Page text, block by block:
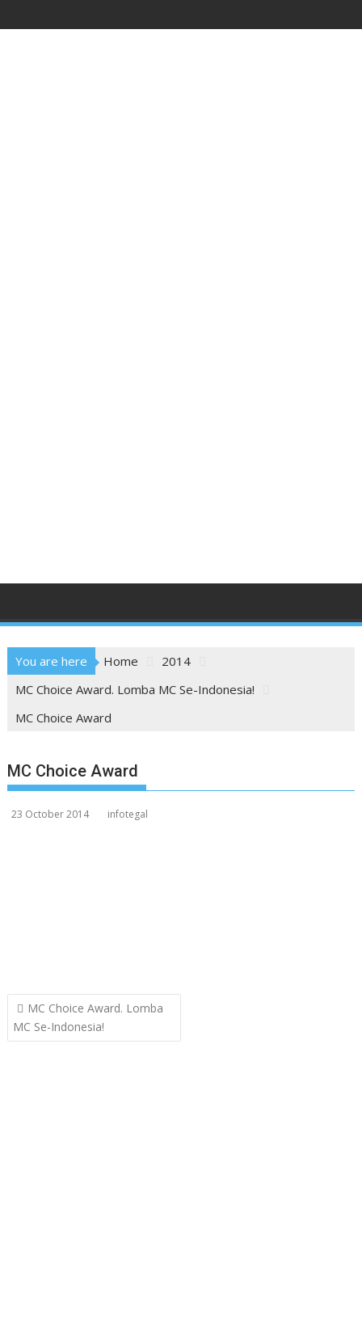
to
You are here Home
2014
MC Choice Award. Lomba MC Se-Indonesia!
MC Choice Award
MC Choice Award
23 October 2014 infotegal
Post
navigation
MC Choice Award. Lomba
MC Se-Indonesia!